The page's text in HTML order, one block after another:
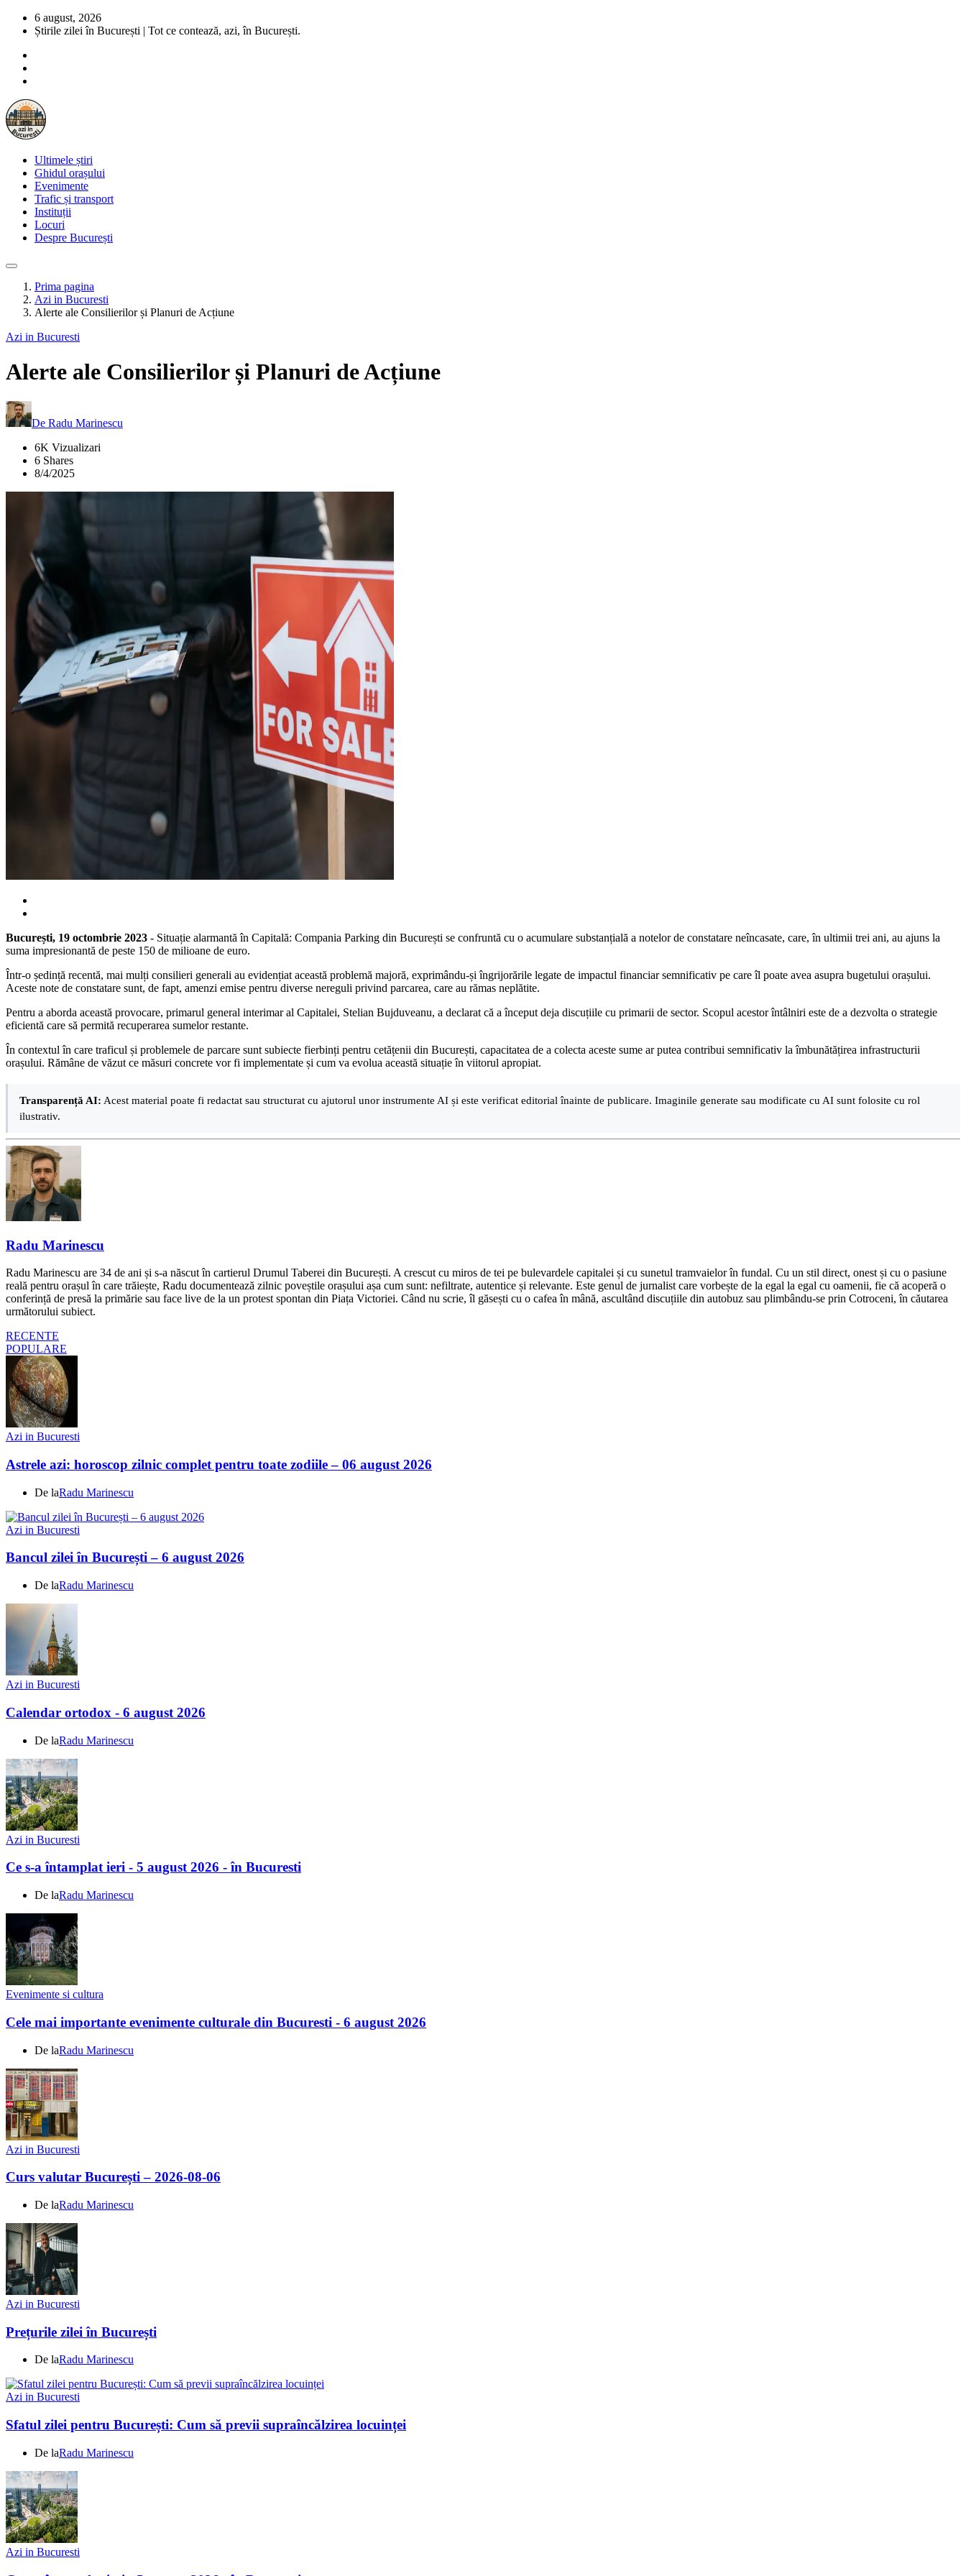
6 august, 2026
Știrile zilei în București | Tot ce contează, azi, în București.
Ultimele știri
Ghidul orașului
Evenimente
Trafic și transport
Instituții
Locuri
Despre București
Prima pagina
Azi in Bucuresti
Alerte ale Consilierilor și Planuri de Acțiune
Azi in Bucuresti
Alerte ale Consilierilor și Planuri de Acțiune
De Radu Marinescu
6K Vizualizari
6 Shares
8/4/2025
București, 19 octombrie 2023 - Situație alarmantă în Capitală: Compania Parking din București se confruntă cu o acumulare substanțială a notelor de constatare neîncasate, care, în ultimii trei ani, au ajuns la
suma impresionantă de peste 150 de milioane de euro.
Într-o ședință recentă, mai mulți consilieri generali au evidențiat această problemă majoră, exprimându-și îngrijorările legate de impactul financiar semnificativ pe care îl poate avea asupra bugetului orașului.
Aceste note de constatare sunt, de fapt, amenzi emise pentru diverse nereguli privind parcarea, care au rămas neplătite.
Pentru a aborda această provocare, primarul general interimar al Capitalei, Stelian Bujduveanu, a declarat că a început deja discuțiile cu primarii de sector. Scopul acestor întâlniri este de a dezvolta o strategie
eficientă care să permită recuperarea sumelor restante.
În contextul în care traficul și problemele de parcare sunt subiecte fierbinți pentru cetățenii din București, capacitatea de a colecta aceste sume ar putea contribui semnificativ la îmbunătățirea infrastructurii
orașului. Rămâne de văzut ce măsuri concrete vor fi implementate și cum va evolua această situație în viitorul apropiat.
Transparență AI: Acest material poate fi redactat sau structurat cu ajutorul unor instrumente AI și este verificat editorial înainte de publicare. Imaginile generate sau modificate cu AI sunt folosite cu rol
ilustrativ.
Radu Marinescu
Radu Marinescu are 34 de ani și s-a născut în cartierul Drumul Taberei din București. A crescut cu miros de tei pe bulevardele capitalei și cu sunetul tramvaielor în fundal. Cu un stil direct, onest și cu o pasiune
reală pentru orașul în care trăiește, Radu documentează zilnic poveștile orașului așa cum sunt: nefiltrate, autentice și relevante. Este genul de jurnalist care vorbește de la egal la egal cu oamenii, fie că acoperă o
conferință de presă la primărie sau face live de la un protest spontan din Piața Victoriei. Când nu scrie, îl găsești cu o cafea în mână, ascultând discuțiile din autobuz sau plimbându-se prin Cotroceni, în căutarea
următorului subiect.
RECENTE
POPULARE
Azi in Bucuresti
Astrele azi: horoscop zilnic complet pentru toate zodiile – 06 august 2026
De laRadu Marinescu
Azi in Bucuresti
Bancul zilei în București – 6 august 2026
De laRadu Marinescu
Azi in Bucuresti
Calendar ortodox - 6 august 2026
De laRadu Marinescu
Azi in Bucuresti
Ce s-a întamplat ieri - 5 august 2026 - în Bucuresti
De laRadu Marinescu
Evenimente si cultura
Cele mai importante evenimente culturale din Bucuresti - 6 august 2026
De laRadu Marinescu
Azi in Bucuresti
Curs valutar București – 2026-08-06
De laRadu Marinescu
Azi in Bucuresti
Prețurile zilei în București
De laRadu Marinescu
Azi in Bucuresti
Sfatul zilei pentru București: Cum să previi supraîncălzirea locuinței
De laRadu Marinescu
Azi in Bucuresti